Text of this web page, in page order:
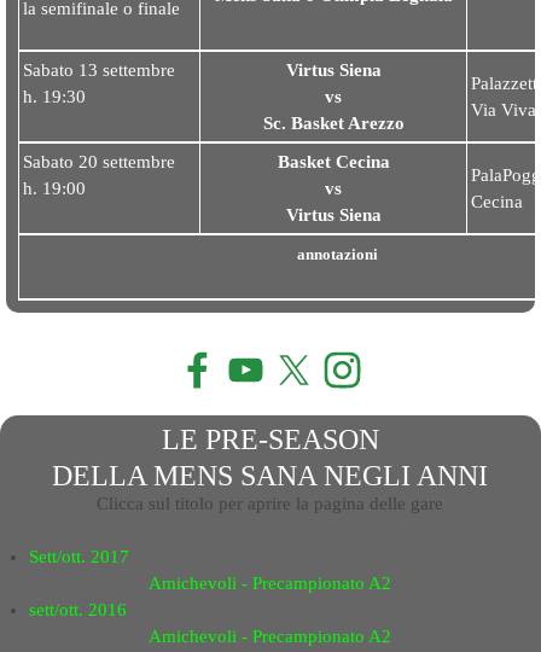
la semifinale o finale
Sabato 13 settembre
h. 19:30
Virtus Siena
vs
Sc. Basket Arezzo
Via
Sabato 20 settembre
h. 19:00
Basket Cecina
vs
Virtus Siena
Cecina
annotazioni
LE PRE-SEASON
DELLA MENS SANANEGLI ANNI
Clicca sul titolo per aprire la pagina delle gare
Sett/ott. 2017
Amichevoli - Precampionato A2
sett/ott. 2016
Amichevoli - Precampionato A2